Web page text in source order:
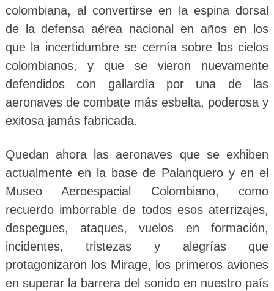
colombiana, al convertirse en la espina dorsal
de la defensa aérea nacional en años en los
que la incertidumbre se cernía sobre los cielos
colombianos, y que se vieron nuevamente
defendidos con gallardía por una de las
aeronaves de combate más esbelta, poderosa y
exitosa jamás fabricada.
Quedan ahora las aeronaves que se exhiben
actualmente en la base de Palanquero y en el
Museo Aeroespacial Colombiano, como
recuerdo imborrable de todos esos aterrizajes,
despegues, ataques, vuelos en formación,
incidentes, tristezas y alegrías que
protagonizaron los Mirage, los primeros aviones
en superar la barrera del sonido en nuestro país